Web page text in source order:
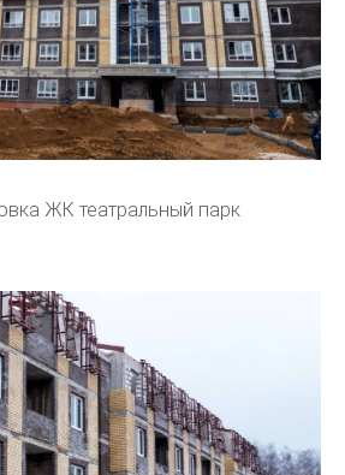
ЖК театральный парк